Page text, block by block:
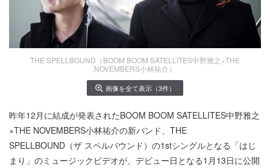
THE SPELLBOUND（BOOM BOOM SATELLITES中野雅之×THE
NOVEMBERS小林祐介）
画像を全て表示（3件）
昨年12月に結成が発表されたBOOM BOOM SATELLITES中野雅之
×THE NOVEMBERS小林祐介の新バンド、THE
SPELLBOUND（ザ スペルバウンド）の1stシングルとなる「はじ
まり」のミュージックビデオが、デビュー日となる1月13日に公開